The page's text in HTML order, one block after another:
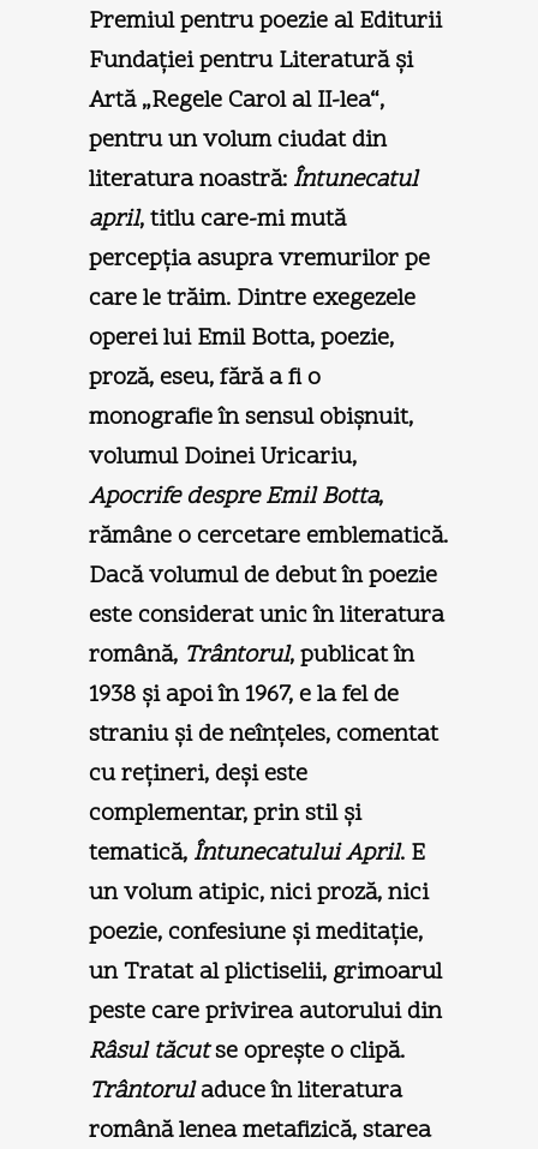
Premiul pentru poezie al Editurii
Fundaţiei pentru Literatură şi
Artă „Regele Carol al II-lea“,
pentru un volum ciudat din
literatura noastră: Întunecatul
april, titlu care-mi mută
percepţia asupra vremurilor pe
care le trăim. Dintre exegezele
operei lui Emil Botta, poezie,
proză, eseu, fără a fi o
monografie în sensul obişnuit,
volumul Doinei Uricariu,
Apocrife despre Emil Botta,
rămâne o cercetare emblematică.
Dacă volumul de debut în poezie
este considerat unic în literatura
română, Trântorul, publicat în
1938 şi apoi în 1967, e la fel de
straniu şi de neînţeles, comentat
cu reţineri, deşi este
complementar, prin stil şi
tematică, Întunecatului April. E
un volum atipic, nici proză, nici
poezie, confesiune şi meditaţie,
un Tratat al plictiselii, grimoarul
peste care privirea autorului din
Râsul tăcutse opreşte o clipă.
Trântoruladuce în literatura
română lenea metafizică, starea